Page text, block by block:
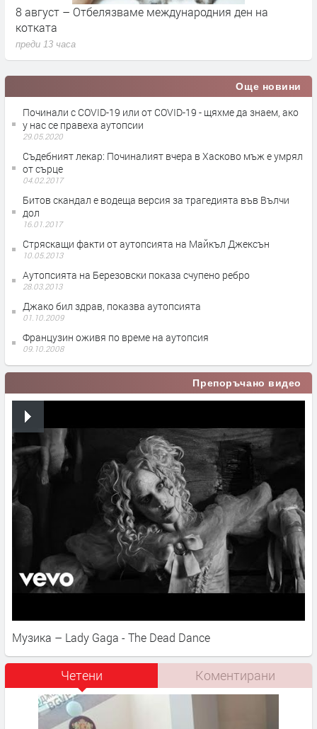
8 август – Отбелязваме международния ден на
котката
преди 13 часа
Още новини
Починали с COVID-19 или от COVID-19 - щяхме да знаем, ако
у нас се правеха аутопсии
29.05.2020
Съдебният лекар: Починалият вчера в Хасково мъж е умрял
от сърце
04.02.2017
Битов скандал е водеща версия за трагедията във Вълчи
дол
16.01.2017
Стряскащи факти от аутопсията на Майкъл Джексън
10.05.2013
Аутопсията на Березовски показа счупено ребро
28.03.2013
Джако бил здрав, показва аутопсията
01.10.2009
Французин оживя по време на аутопсия
09.10.2008
Препоръчано видео
Музика – Lady Gaga - The Dead Dance
Четени Коментирани